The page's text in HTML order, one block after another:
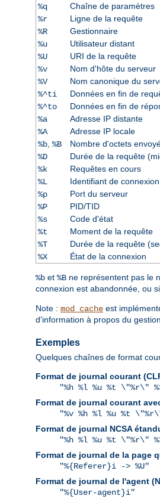
%q
Chaîne de paramètres
%r
Ligne de la requête
%R
Gestionnaire
%u
Utilisateur distant
%U
URI de la requête
%v
Nom d'hôte du serveur
%V
Nom canonique du
%^ti
Données en fin de
%^to
Données en fin de
%a
Adresse IP distante
%A
Adresse IP locale
%b, %B Nombre d'octets
%D
Durée de la requête
%k
Requêtes en cours
%L
Identifiant de connexion
%p
Port du serveur
%P
PID/TID
%s
Code d'état
%t
Moment de la requête
%T
Durée de la requête
%X
État de la connexion
%b et %B ne représentent pas le
connexion est abandonnée, ou
Note : mod_cache est
d'information à propos du
Exemples
Quelques chaînes de format
Format de journal courant
"%h %l %u %t \"%r\"
Format de journal courant
"%v %h %l %u %t
Format de journal NCSA
"%h %l %u %t \"%r\"
Format de journal de la page
"%{Referer}i -> %U"
Format de journal de l'agent
"%{User-agent}i"